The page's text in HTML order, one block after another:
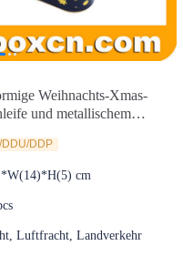
Weihnachts-Xmas-
und metallischem
DDU/DDP
cm
Luftfracht, Landverkehr